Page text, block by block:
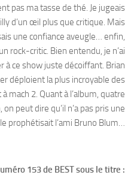
pas ma tasse de thé. Je jugeais
d’un œil plus que critique. Mais
une confiance aveugle… enfin,
rock-critic. Bien entendu, je n’ai
à ce show juste décoiffant. Brian
déploient la plus incroyable des
mach 2. Quant à l’album, quatre
peut dire qu’il n’a pas pris une
prophétisait l’ami Bruno Blum…
153 de BEST sous le titre :